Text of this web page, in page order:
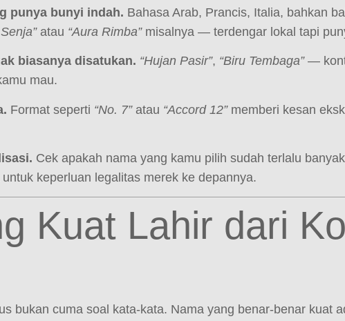
punya bunyi indah. Bahasa Arab, Prancis, Italia, bahkan
atau “Aura Rimba”misalnya — terdengar lokal tapi
biasanya disatukan. “Hujan Pasir”, “Biru Tembaga”—
mau.
Format seperti “No. 7”atau “Accord 12”memberi kesan
Cek apakah nama yang kamu pilih sudah terlalu
keperluan legalitas merek ke depannya.
Kuat Lahir dari
bukan cuma soal kata-kata. Nama yang benar-benar kuat